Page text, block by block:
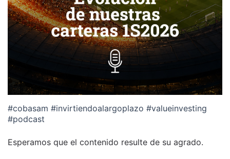
#cobasam #invirtiendoalargoplazo #valueinvesting
#podcast
Esperamos que el contenido resulte de su agrado.